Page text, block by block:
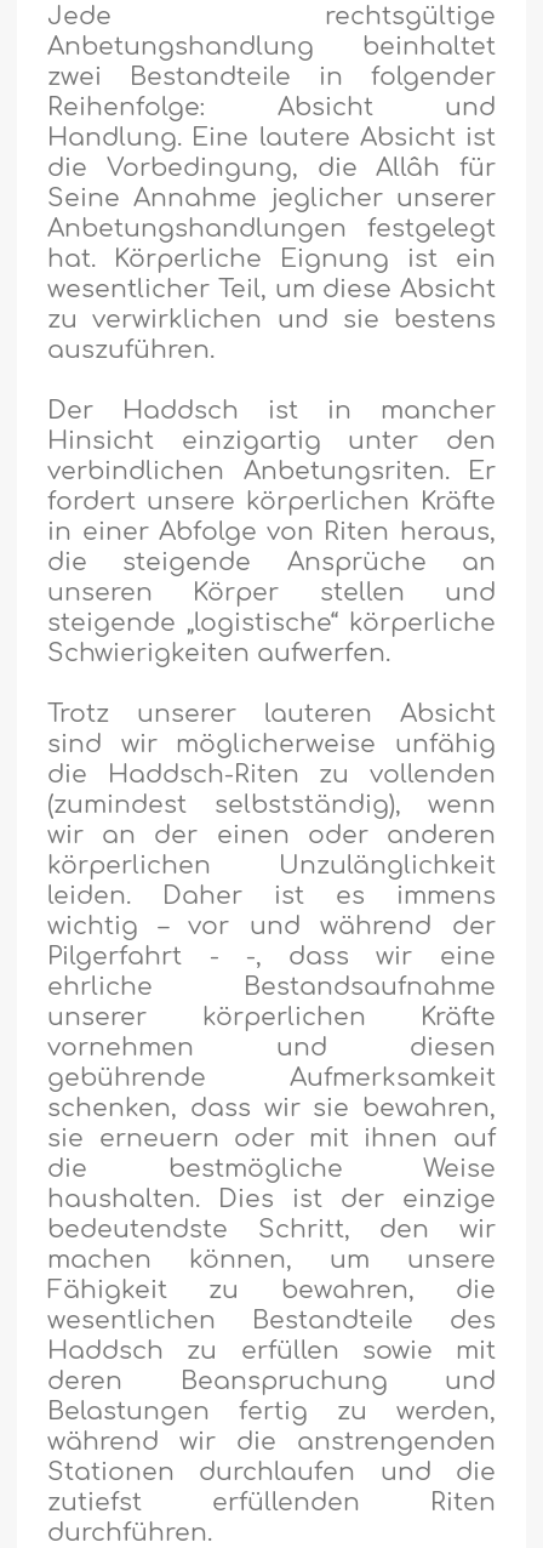
Jede rechtsgültige
Anbetungshandlung beinhaltet
zwei Bestandteile in folgender
Reihenfolge: Absicht und
Handlung. Eine lautere Absicht ist
die Vorbedingung, die Allâh für
Seine Annahme jeglicher unserer
Anbetungshandlungen festgelegt
hat. Körperliche Eignung ist ein
wesentlicher Teil, um diese Absicht
zu verwirklichen und sie bestens
auszuführen.
Der Haddsch ist in mancher
Hinsicht einzigartig unter den
verbindlichen Anbetungsriten. Er
fordert unsere körperlichen Kräfte
in einer Abfolge von Riten heraus,
die steigende Ansprüche an
unseren Körper stellen und
steigende „logistische“ körperliche
Schwierigkeiten aufwerfen.
Trotz unserer lauteren Absicht
sind wir möglicherweise unfähig
die Haddsch-Riten zu vollenden
(zumindest selbstständig), wenn
wir an der einen oder anderen
körperlichen Unzulänglichkeit
leiden. Daher ist es immens
wichtig – vor und während der
Pilgerfahrt - -, dass wir eine
ehrliche Bestandsaufnahme
unserer körperlichen Kräfte
vornehmen und diesen
gebührende Aufmerksamkeit
schenken, dass wir sie bewahren,
sie erneuern oder mit ihnen auf
die bestmögliche Weise
haushalten. Dies ist der einzige
bedeutendste Schritt, den wir
machen können, um unsere
Fähigkeit zu bewahren, die
wesentlichen Bestandteile des
Haddsch zu erfüllen sowie mit
deren Beanspruchung und
Belastungen fertig zu werden,
während wir die anstrengenden
Stationen durchlaufen und die
zutiefst erfüllenden Riten
durchführen.